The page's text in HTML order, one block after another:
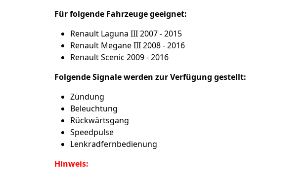
Für folgende Fahrzeuge geeignet:
Renault Laguna III 2007 - 2015
Renault Megane III 2008 - 2016
Renault Scenic 2009 - 2016
Folgende Signale werden zur Verfügung gestellt:
Zündung
Beleuchtung
Rückwärtsgang
Speedpulse
Lenkradfernbedienung
Hinweis: